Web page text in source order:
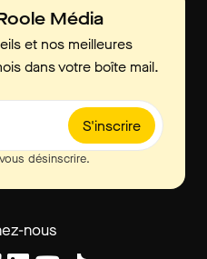
Média
et nos meilleures
dans votre boîte mail.
S'inscrire
désinscrire.
nous